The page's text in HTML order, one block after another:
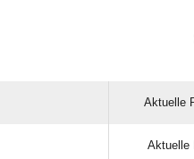
Aktuelle
Aktuelle